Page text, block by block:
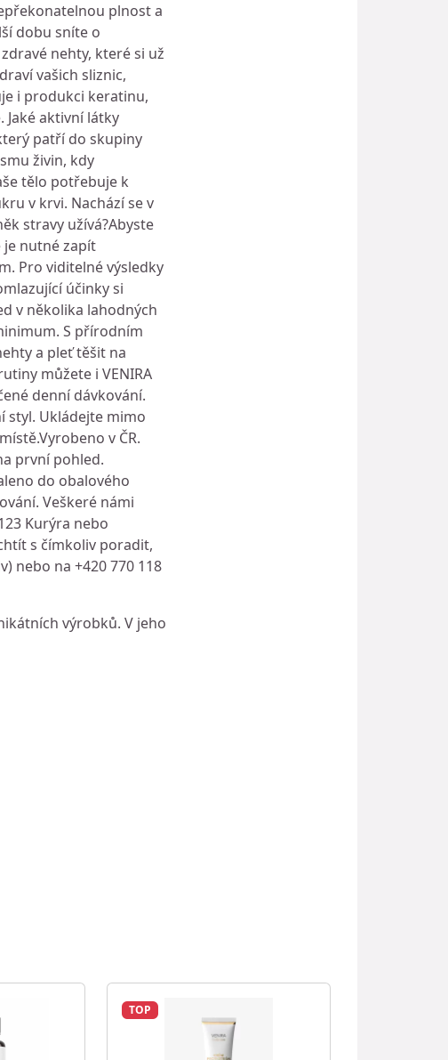
plnost a
dobu sníte o
nehty, které si už
vašich sliznic,
i produkci keratinu,
aktivní látky
patří do skupiny
živin, kdy
tělo potřebuje k
v krvi. Nachází se v
stravy užívá?Abyste
je nutné zapít
Pro viditelné výsledky
účinky si
v několika lahodných
S přírodním
a pleť těšit na
můžete i VENIRA
denní dávkování.
styl. Ukládejte mimo
v ČR.
první pohled.
do obalového
Veškeré námi
Kurýra nebo
s čímkoliv poradit,
nebo na +420 770 118
výrobků. V jeho
TOP